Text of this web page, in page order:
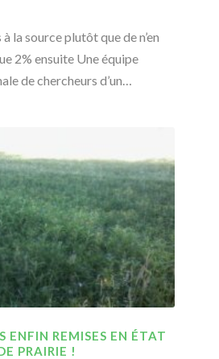
la source plutôt que de n’en
2% ensuite Une équipe
de chercheurs d’un…
ENFIN REMISES EN ÉTAT
PRAIRIE !